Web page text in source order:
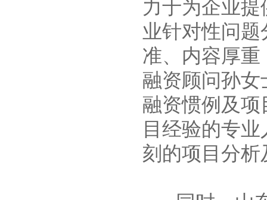
力于为企业
业针对性问
准、内容厚
融资顾问孙
融资惯例及
目经验的专
刻的项目分